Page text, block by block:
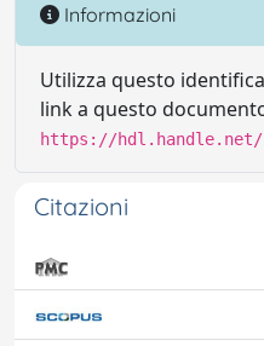
Informazioni
Utilizza questo
link a questo
https://hdl.handle.net/
Citazioni